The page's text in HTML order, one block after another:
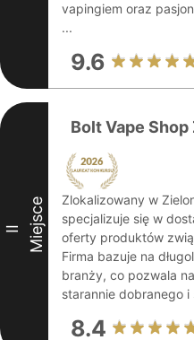
vapingiem oraz
...
9.6
II Miejsce
Bolt Vape
Zlokalizowany w
specjalizuje się w
oferty produktów
Firma bazuje na
branży, co pozwala
starannie dobranego i
8.4